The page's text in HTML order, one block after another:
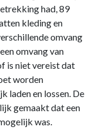
had, 89
kleding en
omvang
omvang van
is niet vereist dat
worden
laden en lossen. De
gemaakt dat een
was.